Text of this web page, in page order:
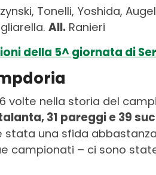
Tonelli, Yoshida,
All. Ranieri
della 5^ giornata di
volte nella storia del
31 pareggi e 39
stata una sfida
campionati – ci sono